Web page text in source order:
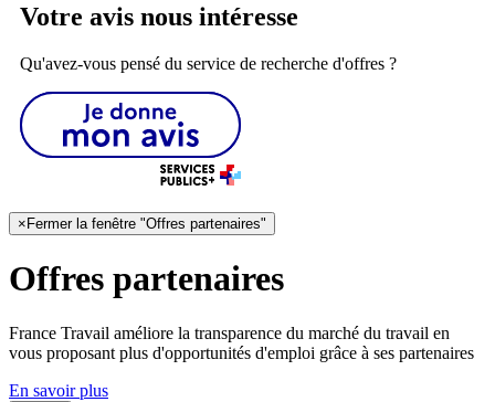
Votre avis nous intéresse
Qu'avez-vous pensé du service de recherche d'offres ?
× Fermer la fenêtre "Offres partenaires"
Offres partenaires
France Travail améliore la transparence du marché du travail en
vous proposant plus d'opportunités d'emploi grâce à ses partenaires
En savoir plus